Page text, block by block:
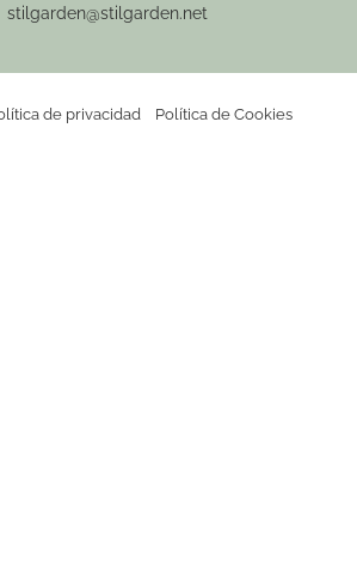
stilgarden@stilgarden.net
de privacidad Política de Cookies